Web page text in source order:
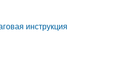
инструкция